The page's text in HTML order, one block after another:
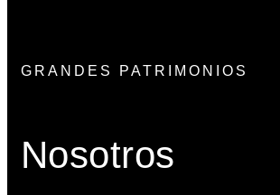
03. Planeación
GRANDES PATRIMONIOS
Nosotros